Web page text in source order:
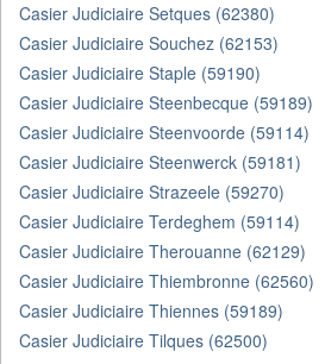
Casier Judiciaire Setques (62380)
Casier Judiciaire Souchez (62153)
Casier Judiciaire Staple (59190)
Casier Judiciaire Steenbecque (59189)
Casier Judiciaire Steenvoorde (59114)
Casier Judiciaire Steenwerck (59181)
Casier Judiciaire Strazeele (59270)
Casier Judiciaire Terdeghem (59114)
Casier Judiciaire Therouanne (62129)
Casier Judiciaire Thiembronne (62560)
Casier Judiciaire Thiennes (59189)
Casier Judiciaire Tilques (62500)